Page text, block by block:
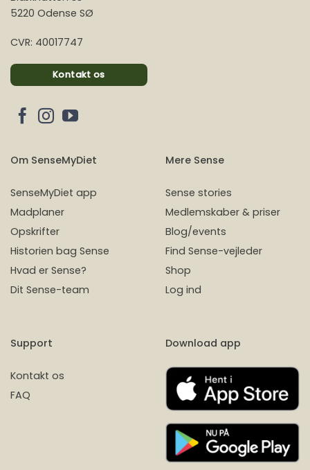
5220 Odense SØ
CVR: 40017747
Kontakt os
Om SenseMyDiet
SenseMyDiet app
Madplaner
Opskrifter
Historien bag Sense
Hvad er Sense?
Dit Sense-team
Mere Sense
Sense stories
Medlemskaber & priser
Blog/events
Find Sense-vejleder
Shop
Log ind
Support
Kontakt os
FAQ
Download app